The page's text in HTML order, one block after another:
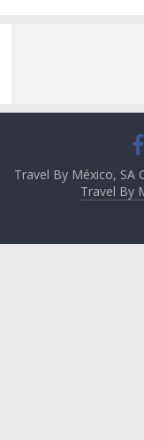
Travel By México, SA
Travel By